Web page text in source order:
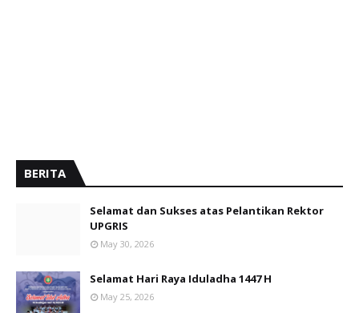
BERITA
Selamat dan Sukses atas Pelantikan Rektor
UPGRIS
May 30, 2026
Selamat Hari Raya Iduladha 1447 H
May 25, 2026